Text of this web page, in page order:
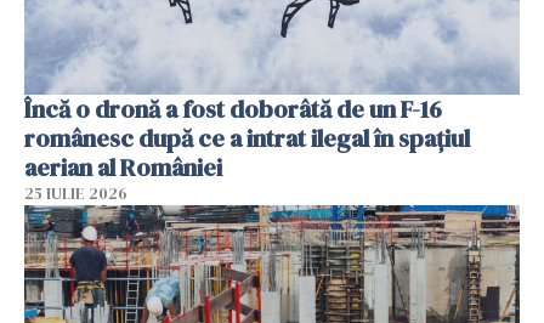
Încă o dronă a fost doborâtă de un F-16
românesc după ce a intrat ilegal în spațiul
aerian al României
25 IULIE 2026